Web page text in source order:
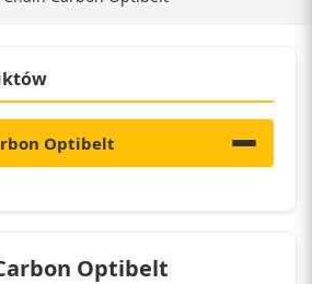
Optibelt
Optibelt